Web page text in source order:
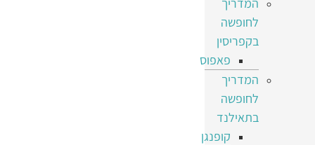
לחופשה
בקפריסין
פאפוס
המדריך
לחופשה
בתאילנד
קופנגן